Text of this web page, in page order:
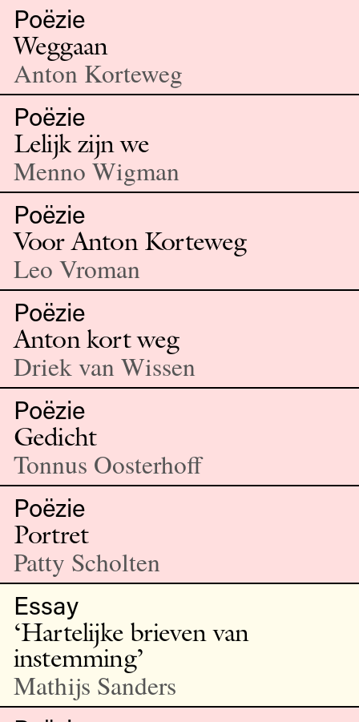
Poëzie
Weggaan
Anton Korteweg
Poëzie
Lelijk zijn we
Menno Wigman
Poëzie
Voor Anton Korteweg
Leo Vroman
Poëzie
Anton kort weg
Driek van Wissen
Poëzie
Gedicht
Tonnus Oosterhoff
Poëzie
Portret
Patty Scholten
Essay
‘Hartelijke brieven van
instemming’
Mathijs Sanders